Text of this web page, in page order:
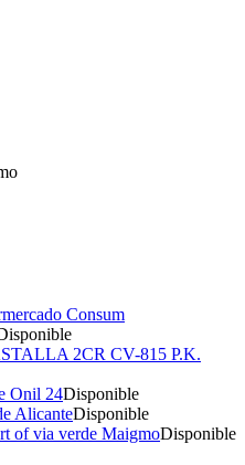
Consum
2CR CV-815 P.K.
Onil 24Disponible
AlicanteDisponible
of via verde MaigmoDisponible